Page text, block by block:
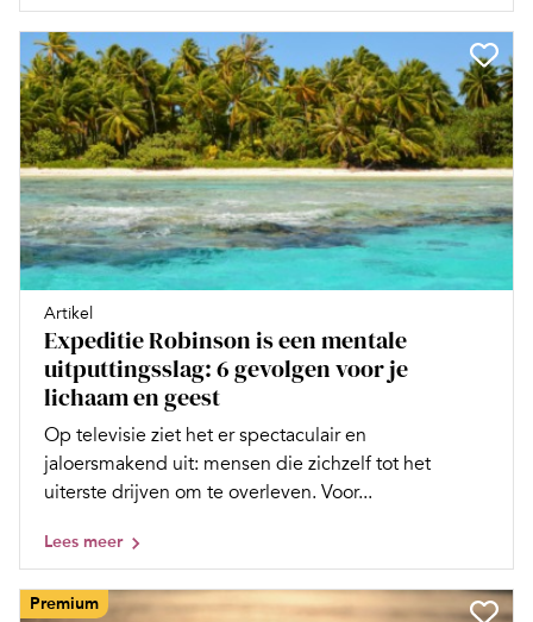
Artikel
Expeditie Robinson is een mentale
uitputtingsslag: 6 gevolgen voor je
lichaam en geest
Op televisie ziet het er spectaculair en
jaloersmakend uit: mensen die zichzelf tot het
uiterste drijven om te overleven. Voor...
Lees meer
Premium